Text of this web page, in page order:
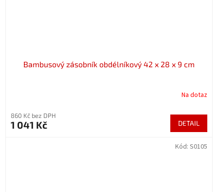
Bambusový zásobník obdélníkový 42 x 28 x 9 cm
Na dotaz
860 Kč bez DPH
1 041 Kč DETAIL
Kód: S0105